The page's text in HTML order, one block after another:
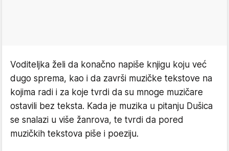
Voditeljka želi da konačno napiše knjigu koju već
dugo sprema, kao i da završi muzičke tekstove na
kojima radi i za koje tvrdi da su mnoge muzičare
ostavili bez teksta. Kada je muzika u pitanju Dušica
se snalazi u više žanrova, te tvrdi da pored
muzičkih tekstova piše i poeziju.